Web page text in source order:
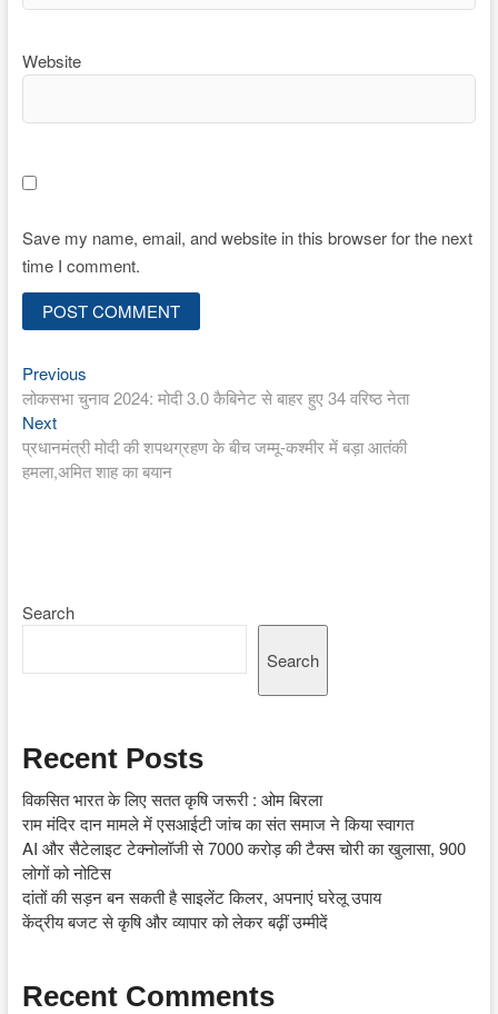
Website
Save my name, email, and website in this browser for the next
time I comment.
Post
navigation
PreviousPrevious
post:
लोकसभा चुनाव 2024: मोदी 3.0 कैबिनेट से बाहर हुए 34 वरिष्ठ नेता
NextNext
post:
प्रधानमंत्री मोदी की शपथग्रहण के बीच जम्मू-कश्मीर में बड़ा आतंकी
हमला,अमित शाह का बयान
Search
Search
Recent Posts
विकसित भारत के लिए सतत कृषि जरूरी : ओम बिरला
राम मंदिर दान मामले में एसआईटी जांच का संत समाज ने किया स्वागत
AI और सैटेलाइट टेक्नोलॉजी से 7000 करोड़ की टैक्स चोरी का खुलासा, 900
लोगों को नोटिस
दांतों की सड़न बन सकती है साइलेंट किलर, अपनाएं घरेलू उपाय
केंद्रीय बजट से कृषि और व्यापार को लेकर बढ़ीं उम्मीदें
Recent Comments